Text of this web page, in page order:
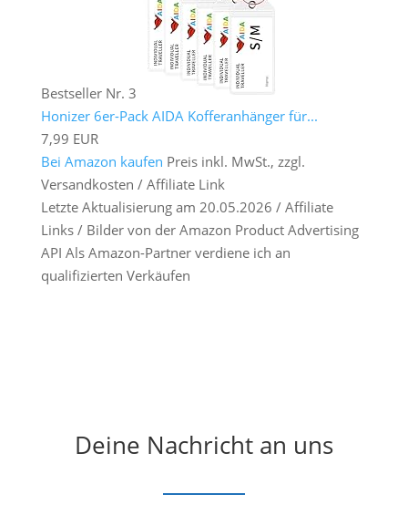
Bestseller Nr. 3
Honizer 6er-Pack AIDA Kofferanhänger für...
7,99 EUR
Bei Amazon kaufen Preis inkl. MwSt., zzgl.
Versandkosten / Affiliate Link
Letzte Aktualisierung am 20.05.2026 / Affiliate
Links / Bilder von der Amazon Product Advertising
API Als Amazon-Partner verdiene ich an
qualifizierten Verkäufen
Deine Nachricht an uns